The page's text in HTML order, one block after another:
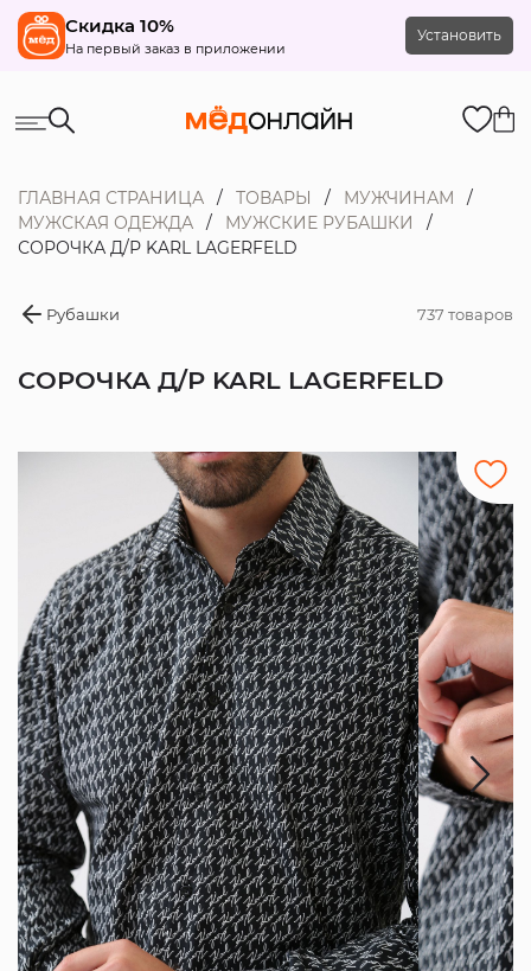
Скидка 10%
На первый заказ в приложении
Установить
ГЛАВНАЯ СТРАНИЦА ТОВАРЫ
МУЖЧИНАМ
МУЖСКАЯ ОДЕЖДА
МУЖСКИЕ РУБАШКИ
СОРОЧКА Д/Р KARL LAGERFELD
Рубашки 737 товаров
СОРОЧКА Д/Р KARL LAGERFELD